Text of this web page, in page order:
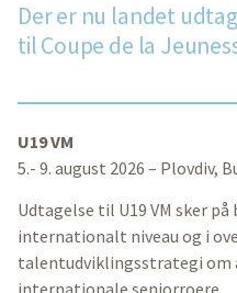
Der er nu landet
til Coupe de la
U19 VM
5.- 9. august 2026 – Plovdiv,
Udtagelse til U19 VM sker
internationalt niveau og i
talentudviklingsstrategi om
internationale seniorroere.